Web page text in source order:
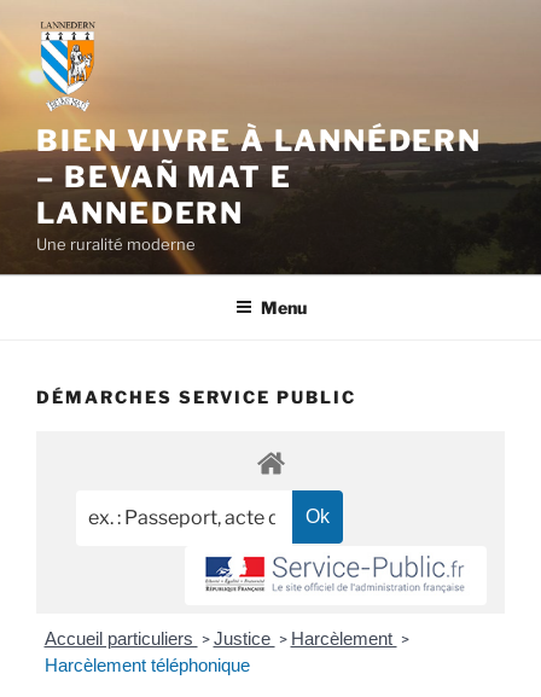
contenu
principal
BIEN VIVRE À LANNÉDERN
– BEVAÑ MAT E
LANNEDERN
Une ruralité moderne
Menu
DÉMARCHES SERVICE PUBLIC
Accueil particuliers > Justice > Harcèlement >
Harcèlement téléphonique